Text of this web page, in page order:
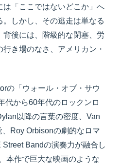
は「ここではないどこか」へ
しかし、その逃走は単なる
後には、階級的な閉塞、労
き場のなさ、アメリカン・
の「ウォール・オブ・サウ
代から60年代のロックンロ
以降の言葉の密度、Van
Roy Orbisonの劇的なロマ
Bandの演奏力が融合し
本作で巨大な映画のような